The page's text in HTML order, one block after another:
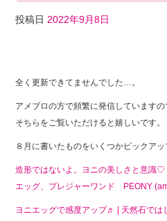
投稿日 2022年9月8日
a
c
e
b
o
o
k
wi
tt
er
n
e
全く更新できてませんでした…。
アメブロの方で頻繁に発信していますの
そちらをご覧いただけると嬉しいです。
８月に書いたものをいくつかピックアッ
造形ではないよ。ヨニの美しさと意識
エッグ、プレジャーワンド PEONY
ヨニエッグで感度アップ♬ | 天然石で